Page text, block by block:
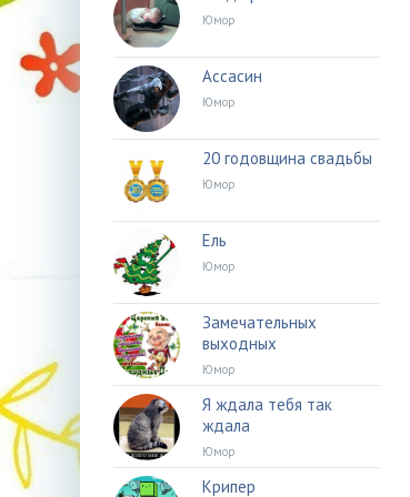
Юмор
Ассасин
Юмор
20 годовщина свадьбы
Юмор
Ель
Юмор
Замечательных
выходных
Юмор
Я ждала тебя так
ждала
Юмор
Крипер